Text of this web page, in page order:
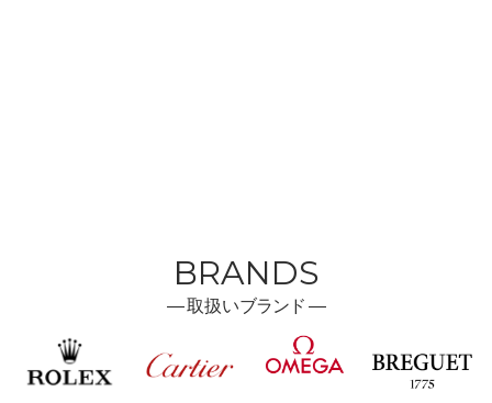
BRANDS
―取扱いブランド ―